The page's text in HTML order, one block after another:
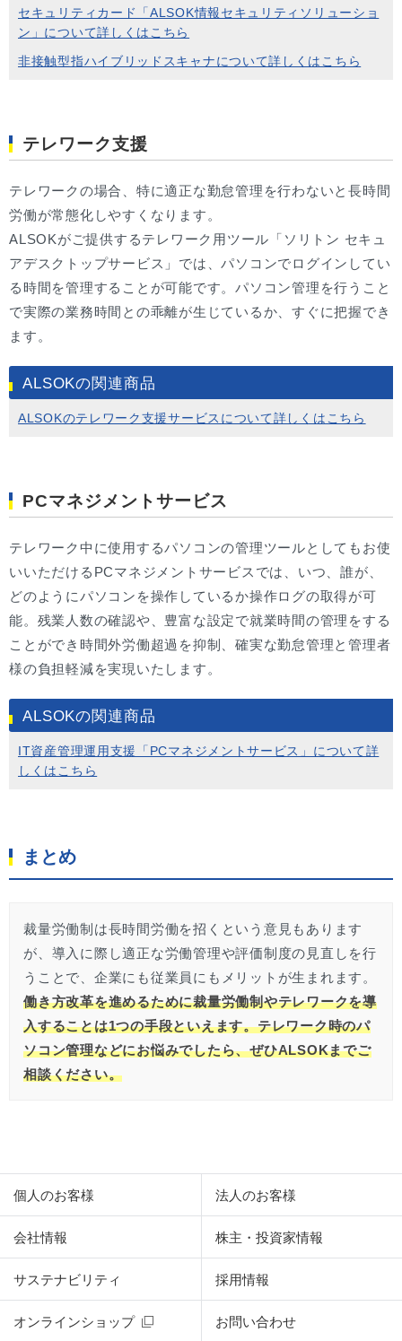
セキュリティカード「ALSOK情報セキュリティソリューショ
ン」について詳しくはこちら
非接触型指ハイブリッドスキャナについて詳しくはこちら
テレワーク支援
テレワークの場合、特に適正な勤怠管理を行わないと長時間
労働が常態化しやすくなります。
ALSOKがご提供するテレワーク用ツール「ソリトン セキュ
アデスクトップサービス」では、パソコンでログインしてい
る時間を管理することが可能です。パソコン管理を行うこと
で実際の業務時間との乖離が生じているか、すぐに把握でき
ます。
ALSOKの関連商品
ALSOKのテレワーク支援サービスについて詳しくはこちら
PCマネジメントサービス
テレワーク中に使用するパソコンの管理ツールとしてもお使
いいただけるPCマネジメントサービスでは、いつ、誰が、
どのようにパソコンを操作しているか操作ログの取得が可
能。残業人数の確認や、豊富な設定で就業時間の管理をする
ことができ時間外労働超過を抑制、確実な勤怠管理と管理者
様の負担軽減を実現いたします。
ALSOKの関連商品
IT資産管理運用支援「PCマネジメントサービス」について詳
しくはこちら
まとめ
裁量労働制は長時間労働を招くという意見もあります
が、導入に際し適正な労働管理や評価制度の見直しを行
うことで、企業にも従業員にもメリットが生まれます。
働き方改革を進めるために裁量労働制やテレワークを導
入することは1つの手段といえます。テレワーク時のパ
ソコン管理などにお悩みでしたら、ぜひALSOKまでご
相談ください。
個人のお客様 法人のお客様
会社情報 株主・投資家情報
サステナビリティ
オンラインショップ お問い合わせ
採用情報